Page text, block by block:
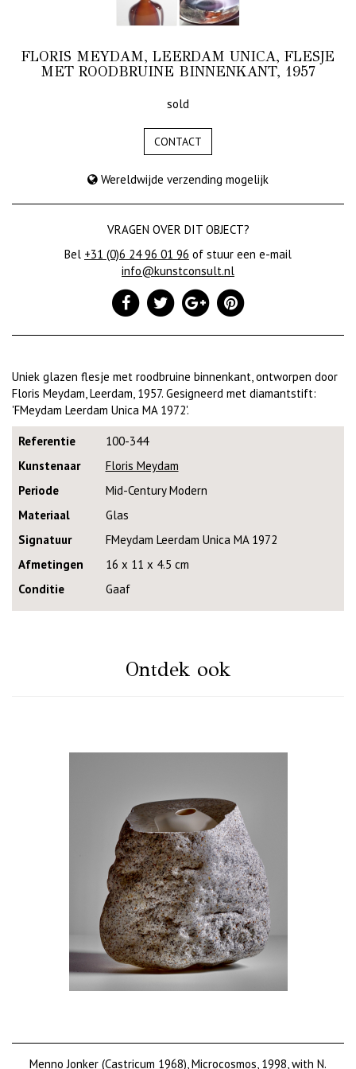
FLORIS MEYDAM, LEERDAM UNICA, FLESJE
MET ROODBRUINE BINNENKANT, 1957
sold
CONTACT
Wereldwijde verzending mogelijk
VRAGEN OVER DIT OBJECT?
Bel +31 (0)6 24 96 01 96 of stuur een e-mail
info@kunstconsult.nl
Uniek glazen flesje met roodbruine binnenkant, ontworpen door
Floris Meydam, Leerdam, 1957. Gesigneerd met diamantstift:
'FMeydam Leerdam Unica MA 1972'.
Referentie
100-344
Kunstenaar
Floris Meydam
Periode
Mid-Century Modern
Materiaal
Glas
Signatuur
FMeydam Leerdam Unica MA 1972
Afmetingen
16 x 11 x 4.5 cm
Conditie
Gaaf
Ontdek ook
Menno Jonker (Castricum 1968), Microcosmos, 1998, with N.